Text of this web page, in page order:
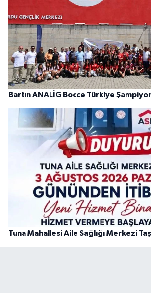
Bartın ANALİG Bocce Türkiye
Tuna Mahallesi Aile Sağlığı Merkezi